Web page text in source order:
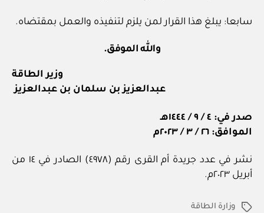
سابعا: يبلغ هذا القرار لمن يلزم لتنفيذه والعمل بمقتضاه.
والله الموفق.
وزير الطاقة
عبدالعزيز بن سلمان بن عبدالعزيز
صدر في: ٤ / ٩ / ١٤٤٤هـ
الموافق: ٢٦ / ٣ / ٢٠٢٣م
نشر في عدد جريدة أم القرى رقم (٤٩٧٨) الصادر في ١٤ من
أبريل ٢٠٢٣م.
الوسوموزارة الطاقة